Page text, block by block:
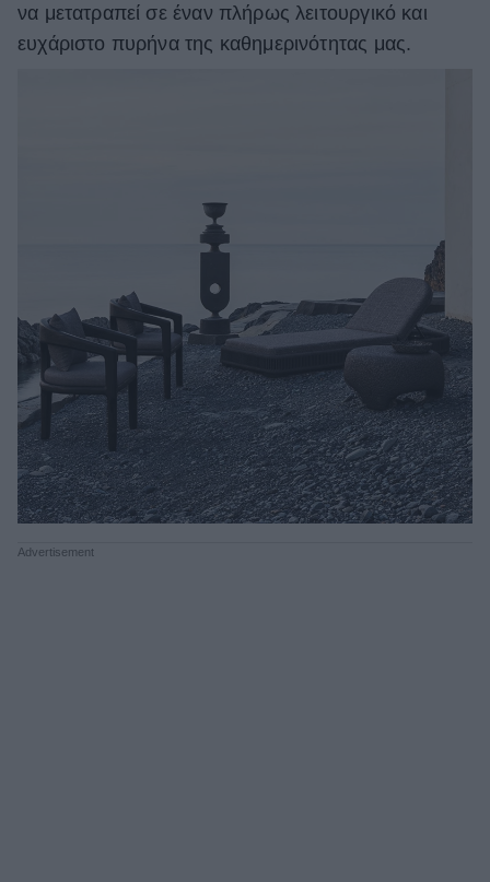
Γάμος
να μετατραπεί σε έναν πλήρως λειτουργικό και
ευχάριστο πυρήνα της καθημερινότητας μας.